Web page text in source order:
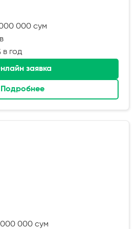
000 сум
в год
заявка
Подробнее
000 сум